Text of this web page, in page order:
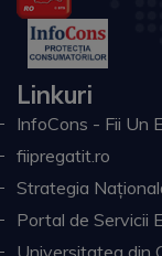
Linkuri
InfoCons - Fii Un
fiipregatit.ro
Strategia
Portal de Servicii
Universitatea din